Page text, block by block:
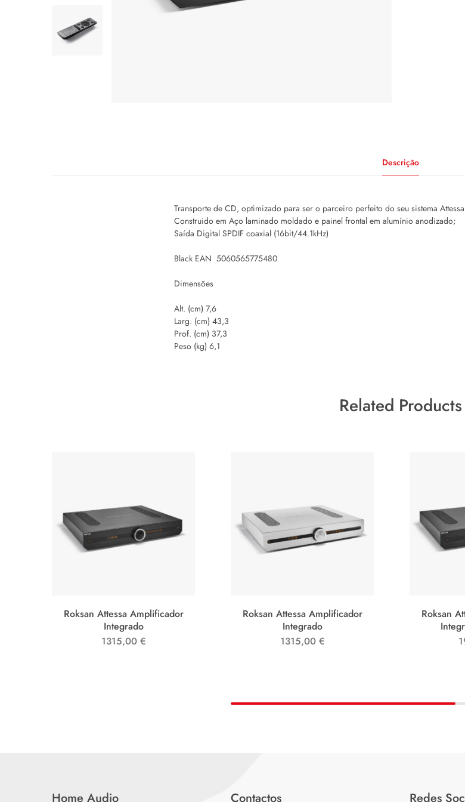
Descrição
Transporte de CD, optimizado para ser o parceiro perfeito do seu sistema
Construido em Aço laminado moldado e painel frontal em alumínio anodizado;
Saída Digital SPDIF coaxial (16bit/44.1kHz)
Black EAN 5060565775480
Dimensões
Alt. (cm) 7,6
Larg. (cm) 43,3
Prof. (cm) 37,3
Peso (kg) 6,1
Related Products
Roksan Attessa Amplificador
Integrado
1315,00 €
Roksan Attessa Amplificador
Integrado
1315,00 €
Roksan
Home Audio Contactos Redes